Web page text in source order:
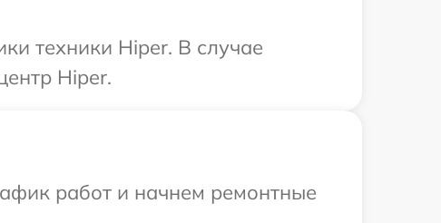
техники Hiper. В случае
Hiper.
работ и начнем ремонтные